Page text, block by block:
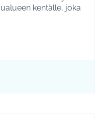
kentälle, joka
Hyrylä Ympäristö